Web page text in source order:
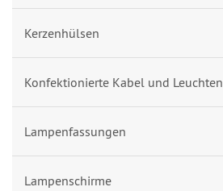
Kerzenhülsen
Konfektionierte Kabel und Leuchten
Lampenfassungen
Lampenschirme